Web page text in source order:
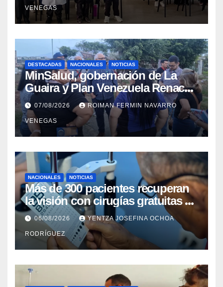
VENEGAS
DESTACADAS NACIONALES NOTICIAS
MinSalud, gobernación de La
Guaira y Plan Venezuela Renace
iniciaron la rehabilitación integral
del Centro Psicofamiliar El Niño y
el Mar
07/08/2026 ROIMAN FERMIN NAVARRO
VENEGAS
NACIONALES NOTICIAS
Más de 300 pacientes recuperan
la visión con cirugías gratuitas de
cataratas en Zulia
06/08/2026 YENTZA JOSEFINA OCHOA
RODRÍGUEZ